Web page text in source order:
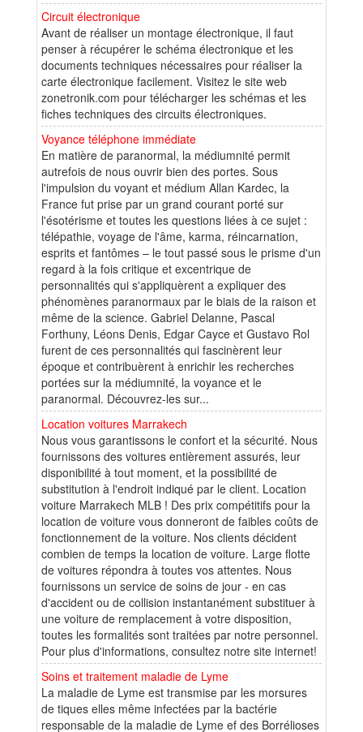
Circuit électronique
Avant de réaliser un montage électronique, il faut
penser à récupérer le schéma électronique et les
documents techniques nécessaires pour réaliser la
carte électronique facilement. Visitez le site web
zonetronik.com pour télécharger les schémas et les
fiches techniques des circuits électroniques.
Voyance téléphone immédiate
En matière de paranormal, la médiumnité permit
autrefois de nous ouvrir bien des portes. Sous
l'impulsion du voyant et médium Allan Kardec, la
France fut prise par un grand courant porté sur
l'ésotérisme et toutes les questions liées à ce sujet :
télépathie, voyage de l'âme, karma, réincarnation,
esprits et fantômes – le tout passé sous le prisme d'un
regard à la fois critique et excentrique de
personnalités qui s'appliquèrent a expliquer des
phénomènes paranormaux par le biais de la raison et
même de la science. Gabriel Delanne, Pascal
Forthuny, Léons Denis, Edgar Cayce et Gustavo Rol
furent de ces personnalités qui fascinèrent leur
époque et contribuèrent à enrichir les recherches
portées sur la médiumnité, la voyance et le
paranormal. Découvrez-les sur...
Location voitures Marrakech
Nous vous garantissons le confort et la sécurité. Nous
fournissons des voitures entièrement assurés, leur
disponibilité à tout moment, et la possibilité de
substitution à l'endroit indiqué par le client. Location
voiture Marrakech MLB ! Des prix compétitifs pour la
location de voiture vous donneront de faibles coûts de
fonctionnement de la voiture. Nos clients décident
combien de temps la location de voiture. Large flotte
de voitures répondra à toutes vos attentes. Nous
fournissons un service de soins de jour - en cas
d'accident ou de collision instantanément substituer à
une voiture de remplacement à votre disposition,
toutes les formalités sont traitées par notre personnel.
Pour plus d'informations, consultez notre site internet!
Soins et traitement maladie de Lyme
La maladie de Lyme est transmise par les morsures
de tiques elles même infectées par la bactérie
responsable de la maladie de Lyme ef des Borrélioses